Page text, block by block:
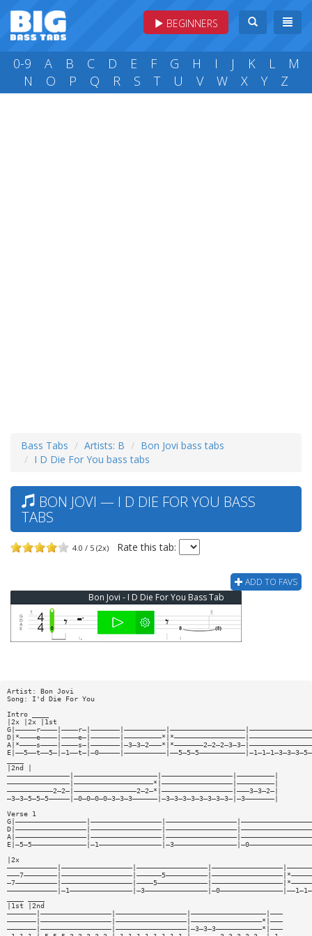
BEGINNERS
0-9 A B C D E F G H I J K L
M
N
O P Q R S T U V W X Y Z
Bass Tabs Artists: B
Bon Jovi bass tabs
I D Die For You bass tabs
BON JOVI — I D DIE FOR YOU BASS
TABS
4.0 / 5 (2x) Rate this tab:
ADD TO FAVS
Bon Jovi - I D Die For You Bass Tab
Artist: Bon Jovi
Song: I'd Die For You
Intro ____
|2x |2x |1st
|2nd |
———————————————|————————————————————|—————————————————|—————————|
———————————————|———————————————————*|—————————————————|—————————|
———————————2—2—|———————————————2—2—*|—————————————————|———3—3—2—|
—3—3—5—5—5—————|—0—0—0—0—3—3—3——————|—3—3—3—3—3—3—3—3—|—3———————|
Verse 1
|2x
|1st |2nd
———————|—————————————————|—————————————————|——————————————————|———
———————|—————————————————|—————————————————|—————————————————*|———
———————|—————————————————|—————————————————|—3—3—3———————————*|———